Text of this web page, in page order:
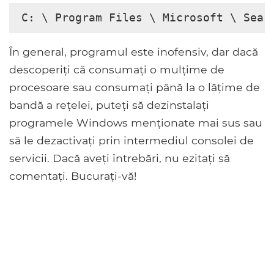
C: \ Program Files \ Microsoft \
În general, programul este inofensiv, dar dacă
descoperiți că consumați o mulțime de
procesoare sau consumați până la o lățime de
bandă a rețelei, puteți să dezinstalați
programele Windows menționate mai sus sau
să le dezactivați prin intermediul consolei de
servicii. Dacă aveți întrebări, nu ezitați să
comentați. Bucurați-vă!